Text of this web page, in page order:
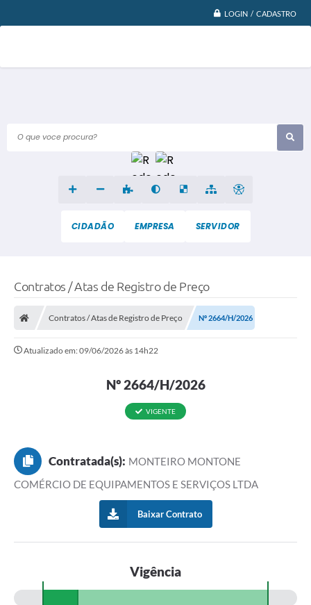
LOGIN / CADASTRO
O que voce procura?
CIDADÃO EMPRESA SERVIDOR
Contratos / Atas de Registro de Preço
Contratos / Atas de Registro de Preço Nº 2664/H/2026
Atualizado em: 09/06/2026 às 14h22
Nº 2664/H/2026
VIGENTE
Contratada(s): MONTEIRO MONTONE
COMÉRCIO DE EQUIPAMENTOS E SERVIÇOS LTDA
Baixar Contrato
Vigência